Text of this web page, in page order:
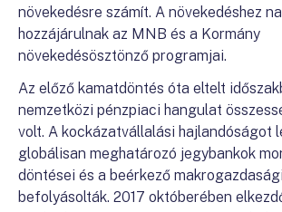
növekedésre számít. A növekedéshez
hozzájárulnak az MNB és a Kormány
növekedésösztönző programjai.
Az előző kamatdöntés óta eltelt
nemzetközi pénzpiaci hangulat
volt. A kockázatvállalási hajlandóságot
globálisan meghatározó jegybankok
döntései és a beérkező
befolyásolták. 2017 októberében